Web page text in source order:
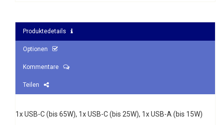
Produktedetails
Optionen
Kommentare
Teilen
1x USB-C (bis 65W), 1x USB-C (bis 25W), 1x USB-A (bis 15W)